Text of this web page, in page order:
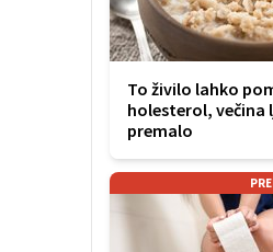
To živilo lahko
holesterol, večina
premalo